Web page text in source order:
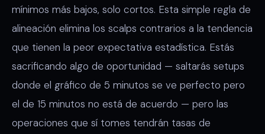
mínimos más bajos, solo cortos. Esta simple regla de
alineación elimina los scalps contrarios a la tendencia
que tienen la peor expectativa estadística. Estás
sacrificando algo de oportunidad — saltarás setups
donde el gráfico de 5 minutos se ve perfecto pero
el de 15 minutos no está de acuerdo — pero las
operaciones que sí tomes tendrán tasas de